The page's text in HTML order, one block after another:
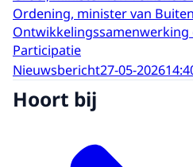
Ordening, minister van
Ontwikkelingssamenwerking
Participatie
Nieuwsbericht27-05-2026
Hoort bij